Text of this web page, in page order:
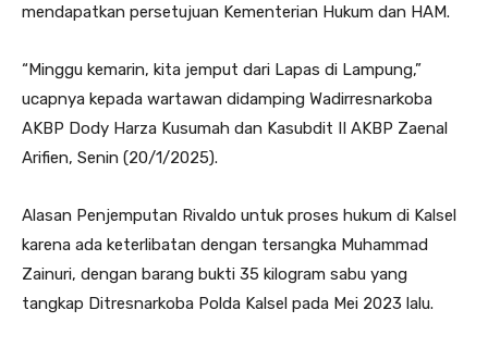
mendapatkan persetujuan Kementerian Hukum dan HAM.
“Minggu kemarin, kita jemput dari Lapas di Lampung,”
ucapnya kepada wartawan didamping Wadirresnarkoba
AKBP Dody Harza Kusumah dan Kasubdit II AKBP Zaenal
Arifien, Senin (20/1/2025).
Alasan Penjemputan Rivaldo untuk proses hukum di Kalsel
karena ada keterlibatan dengan tersangka Muhammad
Zainuri, dengan barang bukti 35 kilogram sabu yang
tangkap Ditresnarkoba Polda Kalsel pada Mei 2023 lalu.